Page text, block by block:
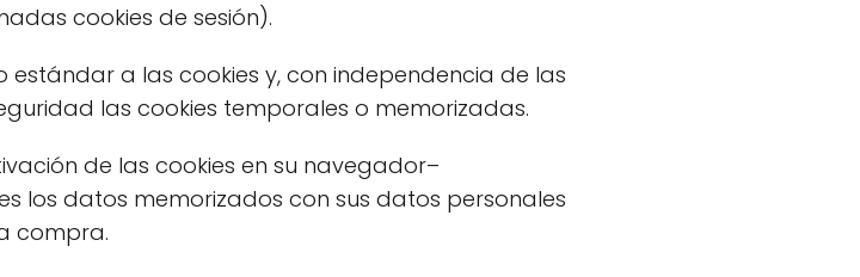
cookies de sesión).
a las cookies y, con independencia de las
las cookies temporales o memorizadas.
de las cookies en su navegador–
los datos memorizados con sus datos personales
compra.